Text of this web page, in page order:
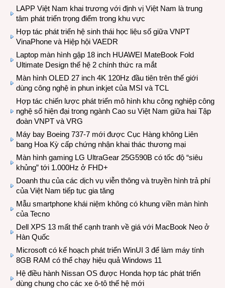
LAPP Việt Nam khai trương với định vị Việt Nam là trung
tâm phát triển trọng điểm trong khu vực
Hợp tác phát triển hệ sinh thái học liệu số giữa VNPT
VinaPhone và Hiệp hội VAEDR
Laptop màn hình gập 18 inch HUAWEI MateBook Fold
Ultimate Design thế hệ 2 chính thức ra mắt
Màn hình OLED 27 inch 4K 120Hz đầu tiên trên thế giới
dùng công nghệ in phun inkjet của MSI và TCL
Hợp tác chiến lược phát triển mô hình khu công nghiệp công
nghệ số hiện đại trong ngành Cao su Việt Nam giữa hai Tập
đoàn VNPT và VRG
Máy bay Boeing 737-7 mới được Cục Hàng không Liên
bang Hoa Kỳ cấp chứng nhận khai thác thương mại
Màn hình gaming LG UltraGear 25G590B có tốc độ “siêu
khủng” tới 1.000Hz ở FHD+
Doanh thu của các dịch vụ viễn thông và truyền hình trả phí
của Việt Nam tiếp tục gia tăng
Mẫu smartphone khái niệm không có khung viền màn hình
của Tecno
Dell XPS 13 mất thế cạnh tranh về giá với MacBook Neo ở
Hàn Quốc
Microsoft có kế hoạch phát triển WinUI 3 để làm máy tính
8GB RAM có thể chạy hiệu quả Windows 11
Hệ điều hành Nissan OS được Honda hợp tác phát triển
dùng chung cho các xe ô-tô thế hệ mới